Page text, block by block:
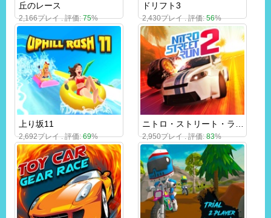
丘のレース
2,166プレイ . 評価:75%
ドリフト3
2,430プレイ . 評価:56%
上り坂11
2,692プレイ . 評価:69% 2,950プレイ . 評価:83%